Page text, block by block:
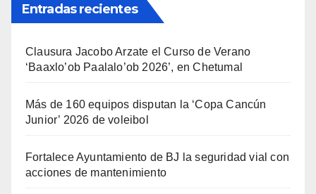
Entradas recientes
Clausura Jacobo Arzate el Curso de Verano
‘Baaxlo’ob Paalalo’ob 2026’, en Chetumal
Más de 160 equipos disputan la ‘Copa Cancún
Junior’ 2026 de voleibol
Fortalece Ayuntamiento de BJ la seguridad vial con
acciones de mantenimiento